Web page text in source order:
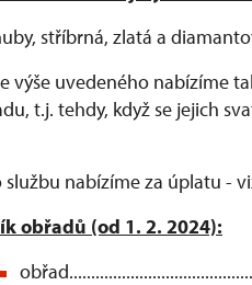
stříbrná, zlatá a
výše uvedeného nabízíme
t.j. tehdy, když se jejich
službu nabízíme za úplatu -
obřadů (od 1. 2. 2024):